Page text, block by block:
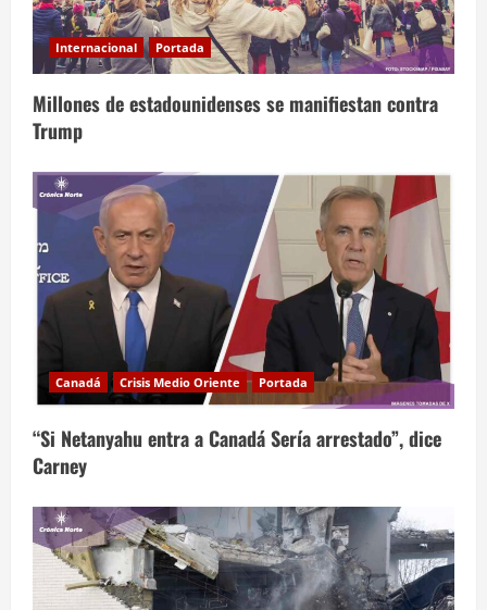
Internacional Portada
Millones de estadounidenses se manifiestan contra
Trump
Canadá Crisis Medio Oriente Portada
“Si Netanyahu entra a Canadá Sería arrestado”, dice
Carney